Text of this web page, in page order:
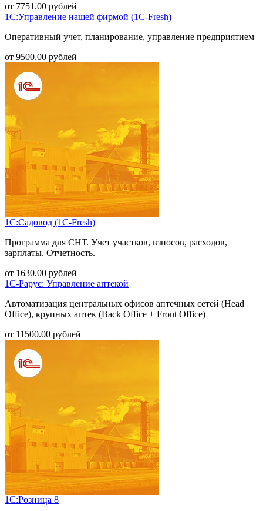
от 7751.00 рублей
1С:Управление нашей фирмой (1С-Fresh)
Оперативный учет, планирование, управление предприятием
от 9500.00 рублей
1С:Садовод (1С-Fresh)
Программа для СНТ. Учет участков, взносов, расходов,
зарплаты. Отчетность.
от 1630.00 рублей
1С-Рарус: Управление аптекой
Автоматизация центральных офисов аптечных сетей (Head
Office), крупных аптек (Back Office + Front Office)
от 11500.00 рублей
1С:Розница 8